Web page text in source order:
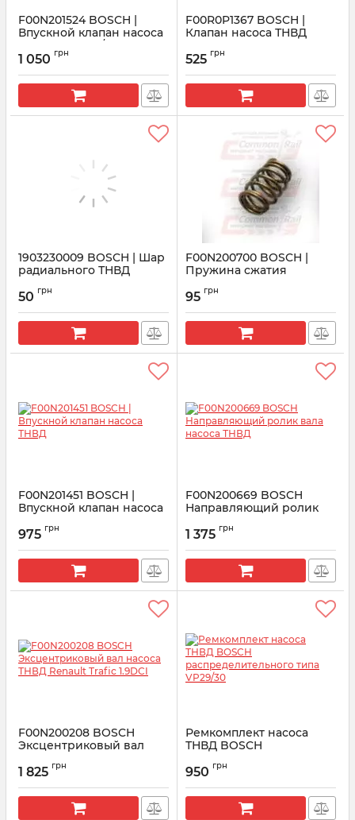
F00N201524 BOSCH |
Впускной клапан насоса
ТНВД Hyundai/Kia
1.5/2.5CRDI
Артикул: F00N201524
1 050 грн
F00R0P1367 BOSCH |
Клапан насоса ТНВД
Артикул:
525 грн
1903230009 BOSCH | Шар
радиального ТНВД
50 грн
F00N200700 BOSCH |
Пружина сжатия
Common Rail CP3
Артикул: F00N200700
95 грн
F00N201451 BOSCH |
Впускной клапан насоса
Артикул:
975 грн
F00N200669 BOSCH
Направляющий ролик
Артикул:
1 375 грн
F00N200208 BOSCH
Эксцентриковый вал
Trafic 1.9DCI
Артикул: F00N200208
1 825 грн
Ремкомплект насоса
ТНВД BOSCH
типа VP29/30
Артикул: F00N350001
950 грн